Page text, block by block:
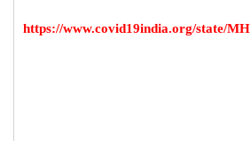
https://www.covid19india.org/state/MH